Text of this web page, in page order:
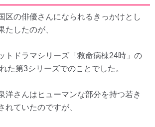
区の俳優さんになられるきっかけとし
たしたのが、
トドラマシリーズ「救命病棟24時」の
た第3シリーズでのことでした。
洋さんはヒューマンな部分を持つ若き
れていたのですが、